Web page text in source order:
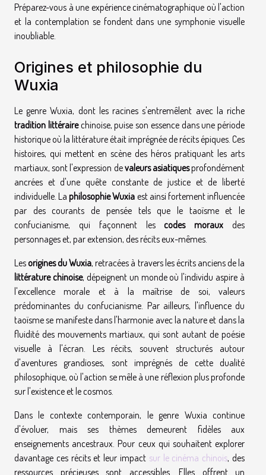
Préparez-vous à une expérience cinématographique où l'action
et la contemplation se fondent dans une symphonie visuelle
inoubliable.
Origines et philosophie du
Wuxia
Le genre Wuxia, dont les racines s'entremêlent avec la riche
tradition littérairechinoise, puise son essence dans une période
historique où la littérature était imprégnée de récits épiques. Ces
histoires, qui mettent en scène des héros pratiquant les arts
martiaux, sont l'expression devaleurs asiatiquesprofondément
ancrées et d'une quête constante de justice et de liberté
individuelle. Laphilosophie Wuxia est ainsi fortement influencée
par des courants de pensée tels que le taoïsme et le
confucianisme, qui façonnent lescodes moraux des
personnages et, par extension, des récits eux-mêmes.
Lesorigines du Wuxia, retracées à travers les écrits anciens de la
littérature chinoise, dépeignent un monde où l'individu aspire à
l'excellence morale et à la maîtrise de soi, valeurs
prédominantes du confucianisme. Par ailleurs, l'influence du
taoïsme se manifeste dans l'harmonie avec la nature et dans la
fluidité des mouvements martiaux, qui sont autant de poésie
visuelle à l'écran. Les récits, souvent structurés autour
d'aventures grandioses, sont imprégnés de cette dualité
philosophique, où l'action se mêle à une réflexion plus profonde
sur l'existence et le cosmos.
Dans le contexte contemporain, le genre Wuxia continue
d'évoluer, mais ses thèmes demeurent fidèles aux
enseignements ancestraux. Pour ceux qui souhaitent explorer
davantage ces récits et leur impact sur le cinéma chinois, des
ressources précieuses sont accessibles. Elles offrent un